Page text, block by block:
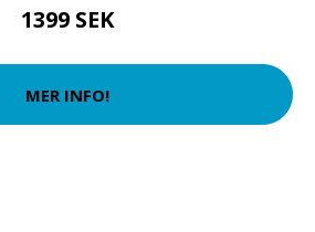
1399 SEK
MER INFO!